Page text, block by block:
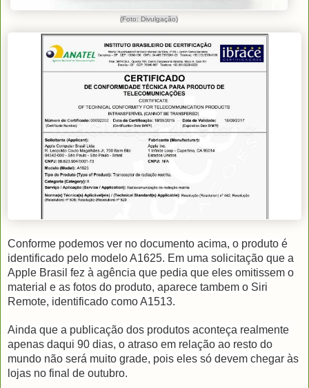
(Foto: Divulgação)
Conforme podemos ver no documento acima, o produto é
identificado pelo modelo A1625. Em uma solicitação que a
Apple Brasil fez à agência que pedia que eles omitissem o
material e as fotos do produto, aparece tambem o Siri
Remote, identificado como A1513.
Ainda que a publicação dos produtos aconteça realmente
apenas daqui 90 dias, o atraso em relação ao resto do
mundo não será muito grade, pois eles só devem chegar às
lojas no final de outubro.